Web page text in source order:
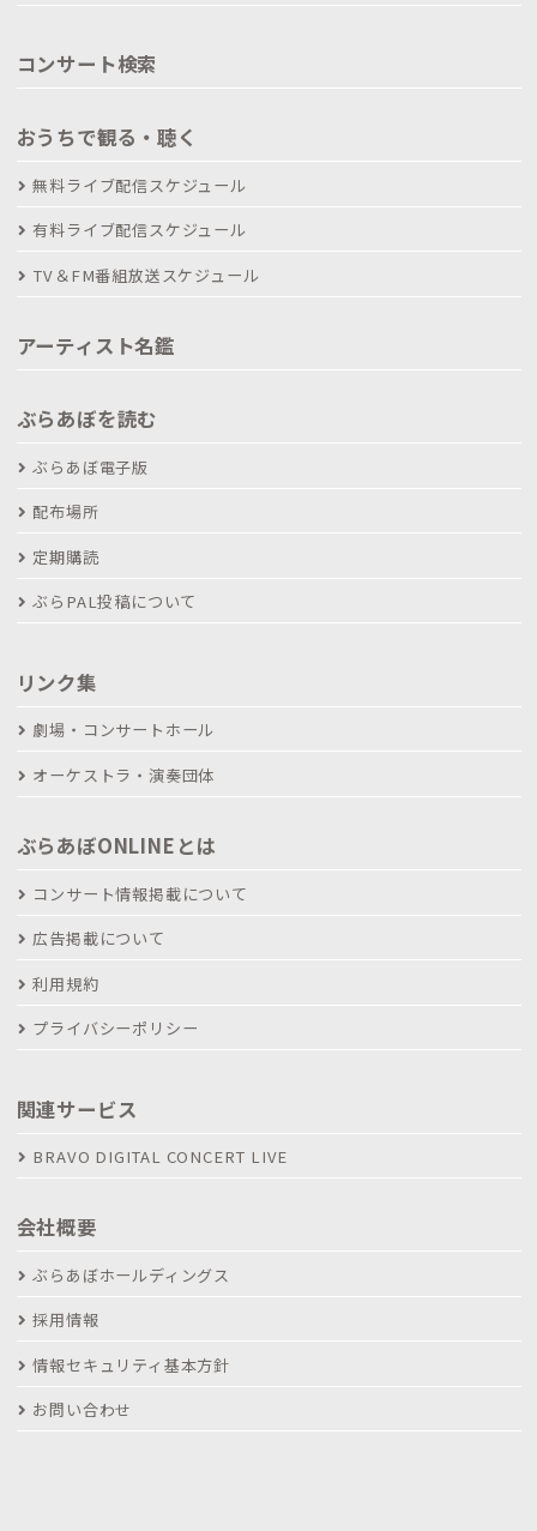
コンサート検索
おうちで観る・聴く
無料ライブ配信スケジュール
有料ライブ配信スケジュール
TV＆FM番組放送スケジュール
アーティスト名鑑
ぶらあぼを読む
ぶらあぼ電子版
配布場所
定期購読
ぶらPAL投稿について
リンク集
劇場・コンサートホール
オーケストラ・演奏団体
ぶらあぼONLINEとは
コンサート情報掲載について
広告掲載について
利用規約
プライバシーポリシー
関連サービス
BRAVO DIGITAL CONCERT LIVE
会社概要
ぶらあぼホールディングス
採用情報
情報セキュリティ基本方針
お問い合わせ